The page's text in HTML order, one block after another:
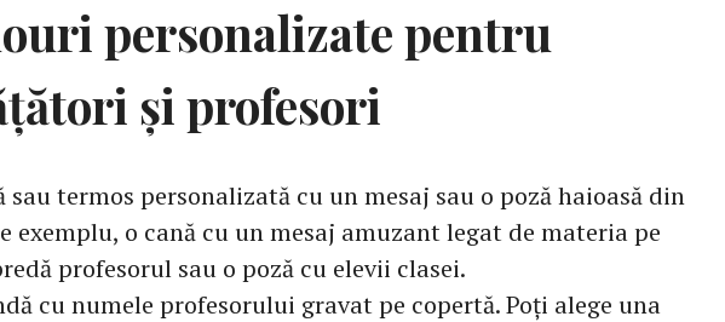
personalizate pentru
și profesori
sau termos personalizată cu un mesaj sau o poză haioasă din
exemplu, o cană cu un mesaj amuzant legat de materia pe
profesorul sau o poză cu elevii clasei.
cu numele profesorului gravat pe copertă. Poți alege una